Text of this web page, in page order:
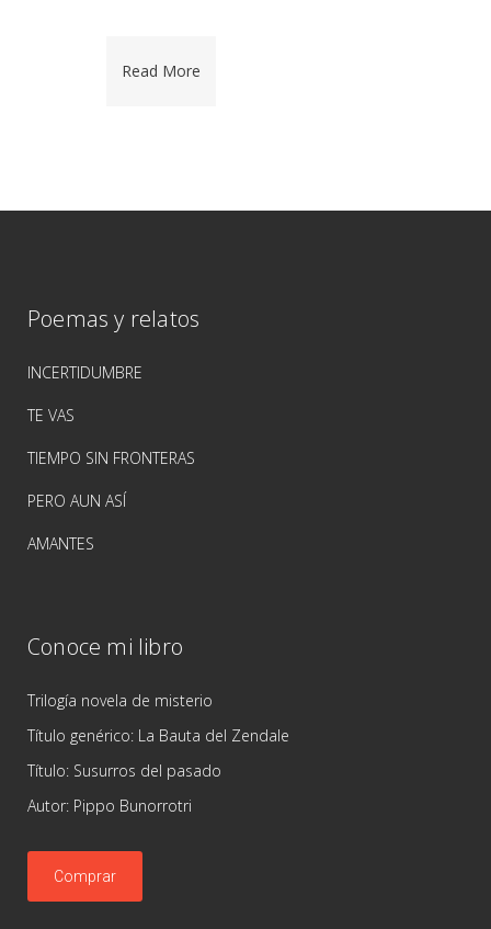
Read More
Poemas y relatos
INCERTIDUMBRE
TE VAS
TIEMPO SIN FRONTERAS
PERO AUN ASÍ
AMANTES
Conoce mi libro
Trilogía novela de misterio
Título genérico: La Bauta del Zendale
Título: Susurros del pasado
Autor: Pippo Bunorrotri
Comprar